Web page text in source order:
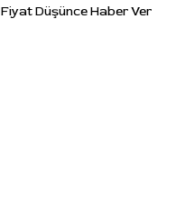
Fiyat Düşünce Haber Ver